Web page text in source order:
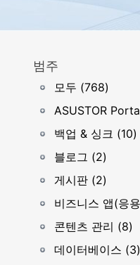
범주
모두 (768)
ASUSTOR
백업 & 싱크 (10)
블로그 (2)
게시판 (2)
비즈니스 앱(응
콘텐츠 관리 (8)
데이터베이스 (3)